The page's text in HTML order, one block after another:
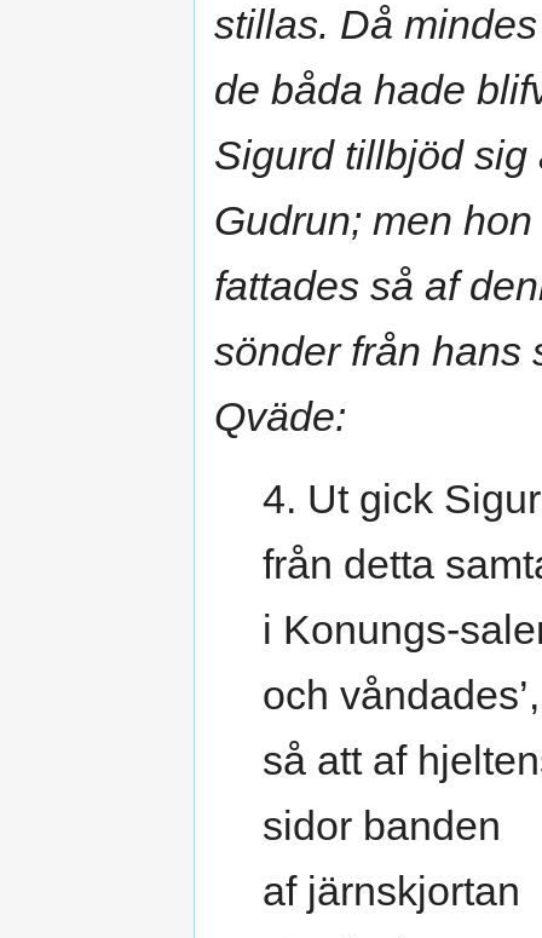
stillas. Då
de båda hade
Sigurd tillbjöd sig
Gudrun; men
fattades så af
sönder från hans
Qväde:
4. Ut gick
från detta
i Konungs-
och våndades’,
så att af
sidor banden
af järnskjortan